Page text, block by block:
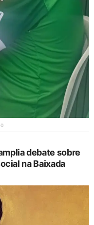
0
debate sobre
na Baixada